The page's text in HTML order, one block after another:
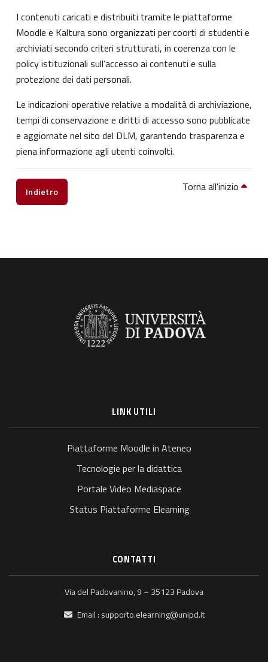
I contenuti caricati e distribuiti tramite le piattaforme
Moodle e Kaltura sono organizzati per coorti di studenti e
archiviati secondo criteri strutturati, in coerenza con le
policy istituzionali sull’accesso ai contenuti e sulla
protezione dei dati personali.
Le indicazioni operative relative a modalità di archiviazione,
tempi di conservazione e diritti di accesso sono pubblicate
e aggiornate nel sito del DLM, garantendo trasparenza e
piena informazione agli utenti coinvolti.
Indietro Torna all'inizio
LINK UTILI
Piattaforme Moodle in Ateneo
Tecnologie per la didattica
Portale Video Mediaspace
Status Piattaforme Elearning
CONTATTI
Via del Padovanino, 9 – 35123 Padova
Email : supporto.elearning@unipd.it